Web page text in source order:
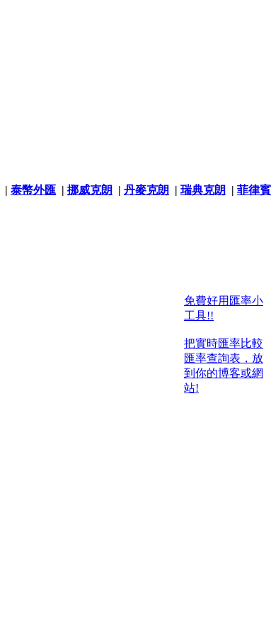
| 泰幣外匯 | 挪威克朗 | 丹麥克朗 | 瑞典克朗 | 菲律賓
免費好用匯率小
工具!!
把實時匯率比較
匯率查詢表，放
到你的博客或網
站!